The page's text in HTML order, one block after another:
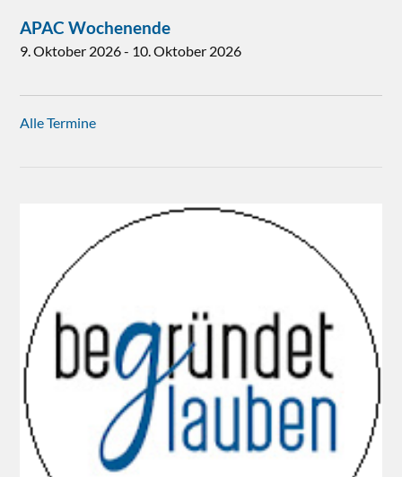
APAC Wochenende
9. Oktober 2026- 10. Oktober 2026
Alle Termine